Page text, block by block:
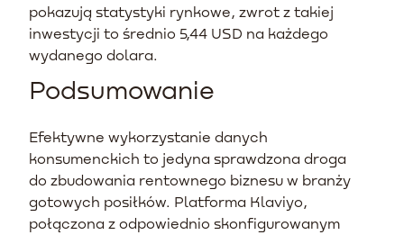
pokazują statystyki rynkowe, zwrot z takiej
inwestycji to średnio 5,44 USD na każdego
wydanego dolara.
Podsumowanie
Efektywne wykorzystanie danych
konsumenckich to jedyna sprawdzona droga
do zbudowania rentownego biznesu w branży
gotowych posiłków. Platforma Klaviyo,
połączona z odpowiednio skonfigurowanym